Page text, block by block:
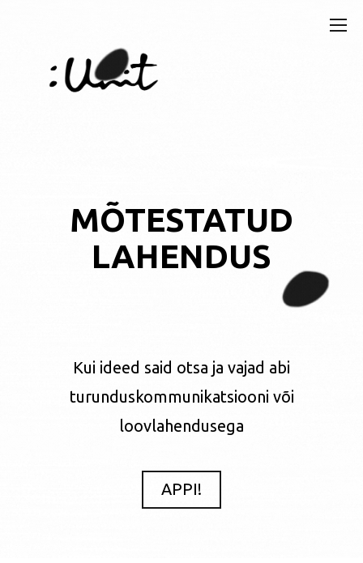
MÕTESTATUD
LAHENDUS
Kui ideed said otsa ja vajad abi
turunduskommunikatsiooni või
loovlahendusega
APPI!